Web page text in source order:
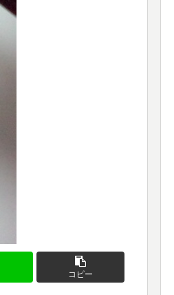
コピー